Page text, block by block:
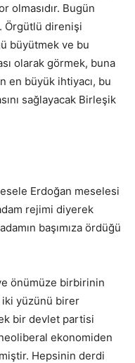
olmasıdır. Bugün
Örgütlü direnişi
büyütmek ve bu
olarak görmek, buna
en büyük ihtiyacı, bu
sağlayacak Birleşik
Erdoğan meselesi
rejimi diyerek
başımıza ördüğü
önümüze birbirinin
iki yüzünü birer
bir devlet partisi
ekonomiden
Hepsinin derdi